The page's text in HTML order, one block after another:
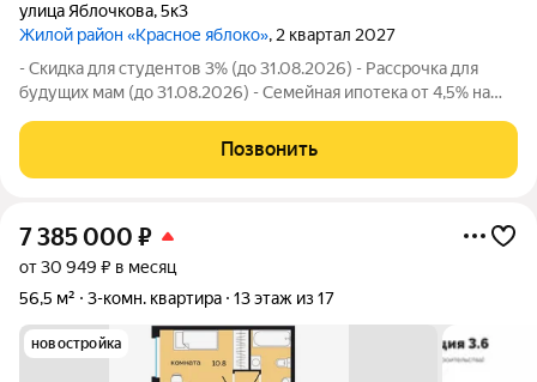
улица Яблочкова,5к3
Жилой район «Красное яблоко», 2 квартал 2027
- Скидка для студентов 3% (до 31.08.2026) - Рассрочка для
будущих мам (до 31.08.2026) - Семейная ипотека от 4,5% на
31.08.2026) - Скидка до 3% за каждого ребёнка (до 31.08.2026)
- Материнский
Позвонить
7 385 000 ₽
от 30 949 ₽ в месяц
56,5 м²
3-комн. квартира 13 этаж из 17
новостройка